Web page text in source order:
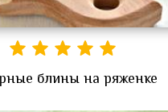
блины на ряженке